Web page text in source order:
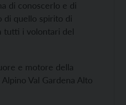
di conoscerlo e di
di quello spirito di
tutti i volontari del
e motore della
Val Gardena Alto